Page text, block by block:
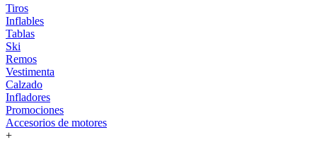
Tiros
Inflables
Tablas
Ski
Remos
Vestimenta
Calzado
Infladores
Promociones
Accesorios de motores
+